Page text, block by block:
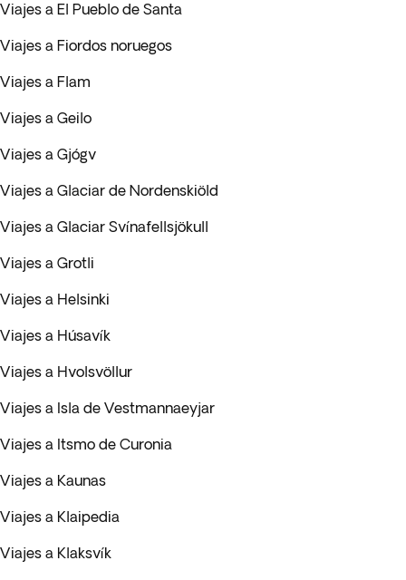
Viajes a El Pueblo de Santa
Viajes a Fiordos noruegos
Viajes a Flam
Viajes a Geilo
Viajes a Gjógv
Viajes a Glaciar de Nordenskiöld
Viajes a Glaciar Svínafellsjökull
Viajes a Grotli
Viajes a Helsinki
Viajes a Húsavík
Viajes a Hvolsvöllur
Viajes a Isla de Vestmannaeyjar
Viajes a Itsmo de Curonia
Viajes a Kaunas
Viajes a Klaipedia
Viajes a Klaksvík